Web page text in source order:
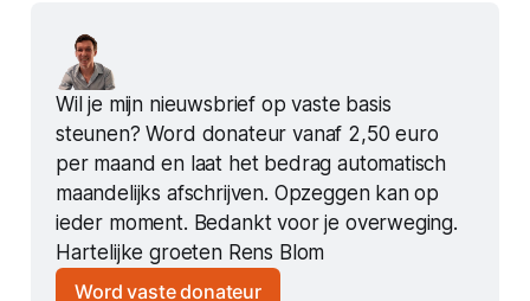
Wil je mijn nieuwsbrief op vaste basis
steunen? Word donateur vanaf 2,50 euro
per maand en laat het bedrag automatisch
maandelijks afschrijven. Opzeggen kan op
ieder moment. Bedankt voor je overweging.
Hartelijke groeten Rens Blom
Word vaste donateur